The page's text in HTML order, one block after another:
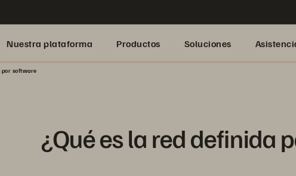
Nuestra plataforma Productos Soluciones
por software
¿Qué es la red definida